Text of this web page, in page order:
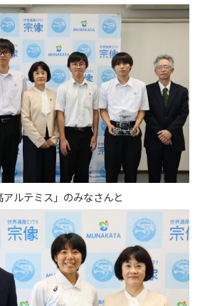
ルテミス」のみなさんと